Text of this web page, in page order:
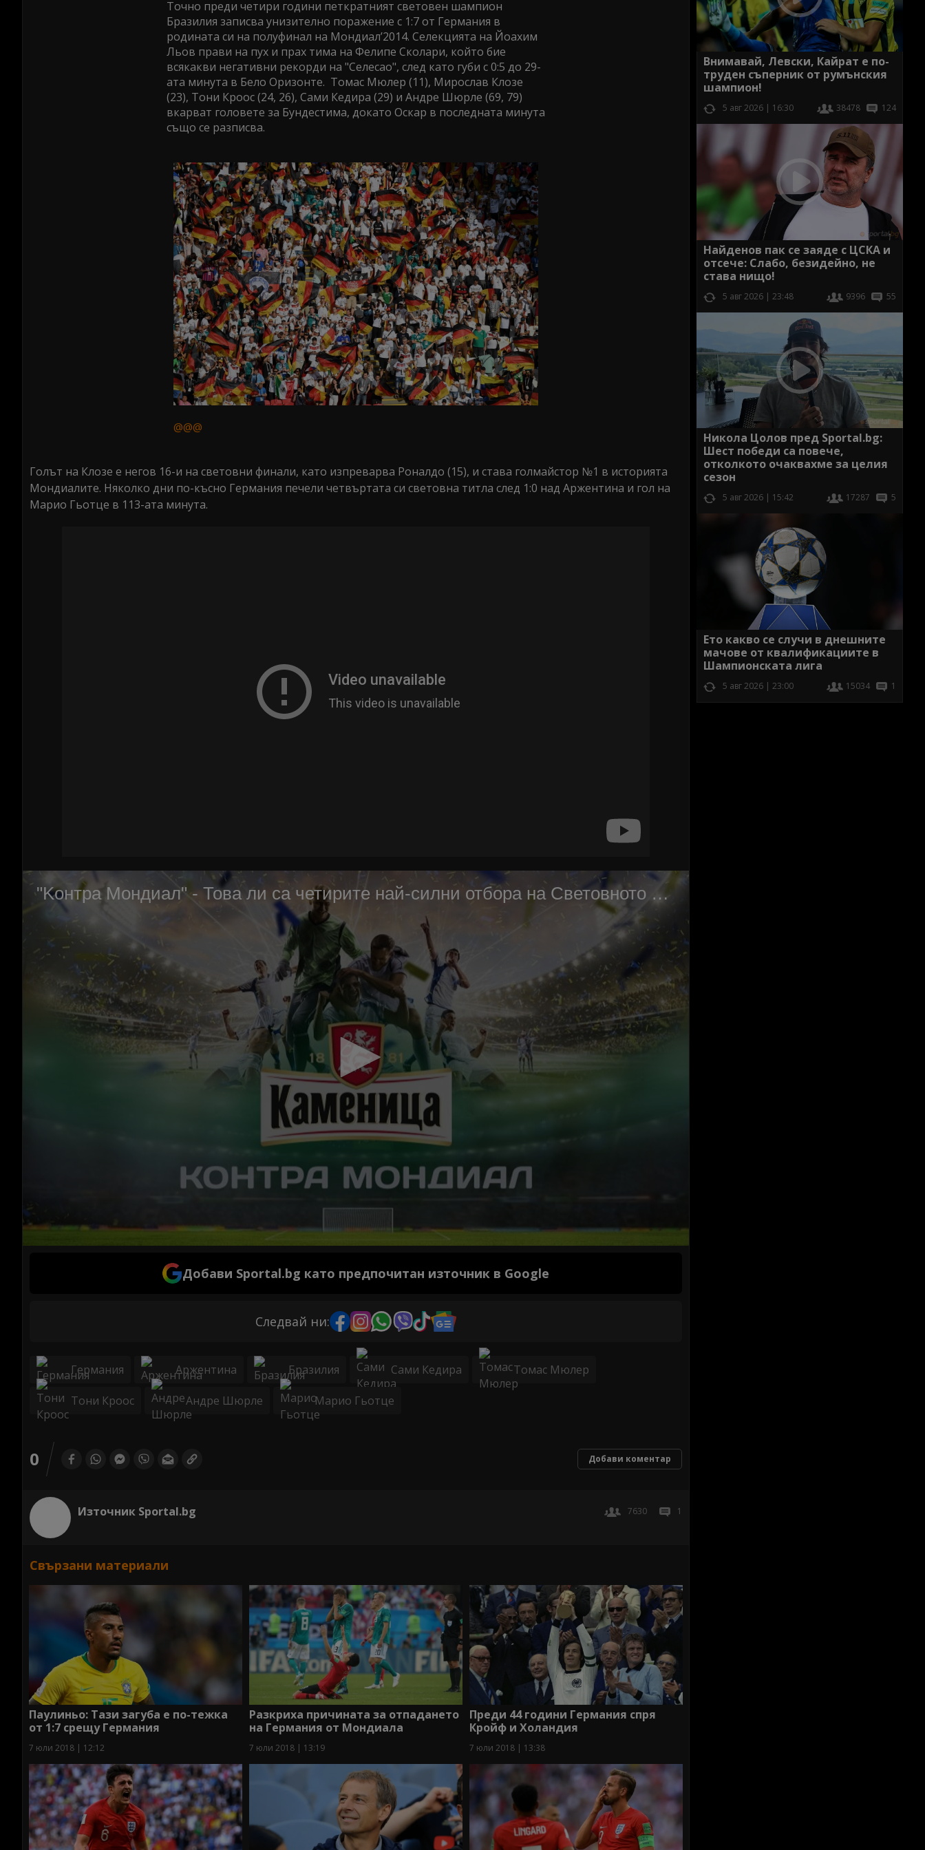
Точно преди четири години петкратният световен шампион
Бразилия записва унизително поражение с 1:7 от Германия в
родината си на полуфинал на Мондиал’2014. Селекцията на Йоахим
Льов прави на пух и прах тима на Фелипе Сколари, който бие
всякакви негативни рекорди на "Селесао", след като губи с 0:5 до 29-
ата минута в Бело Оризонте. Томас Мюлер (11), Мирослав Клозе
(23), Тони Кроос (24, 26), Сами Кедира (29) и Андре Шюрле (69, 79)
вкарват головете за Бундестима, докато Оскар в последната минута
също се разписва.
@@@
Голът на Клозе е негов 16-и на световни финали, като изпреварва Роналдо (15), и става голмайстор №1 в историята
Мондиалите. Няколко дни по-късно Германия печели четвъртата си световна титла след 1:0 над Аржентина и гол на
Марио Гьотце в 113-ата минута.
Добави Sportal.bg като предпочитан източник в Google
Следвай ни:
Германия Аржентина Бразилия Сами Кедира Томас Мюлер
Тони Кроос Андре Шюрле Марио Гьотце
0 Добави коментар
Източник Sportal.bg 7630 1
Свързани материали
Паулиньо: Тази загуба е по-тежка
от 1:7 срещу Германия
7 юли 2018 | 12:12
Разкриха причината за отпадането
на Германия от Мондиала
7 юли 2018 | 13:19
Преди 44 години Германия спря
Кройф и Холандия
7 юли 2018 | 13:38
Внимавай, Левски, Кайрат е по-
труден съперник от румънския
шампион!
5 авг 2026 | 16:30 38478 124
Найденов пак се заяде с ЦСКА и
отсече: Слабо, безидейно, не
става нищо!
5 авг 2026 | 23:48 9396 55
Никола Цолов пред Sportal.bg:
Шест победи са повече,
отколкото очаквахме за целия
сезон
5 авг 2026 | 15:42 17287 5
Ето какво се случи в днешните
мачове от квалификациите в
Шампионската лига
5 авг 2026 | 23:00 15034 1